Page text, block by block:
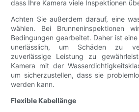
dass Ihre Kamera viele Inspektionen
Achten Sie außerdem darauf, eine
wählen. Bei Brunneninspektionen
Bedingungen gearbeitet. Daher ist
unerlässlich, um Schäden zu
zuverlässige Leistung zu
Kamera mit der
um sicherzustellen, dass sie
werden kann.
Flexible Kabellänge